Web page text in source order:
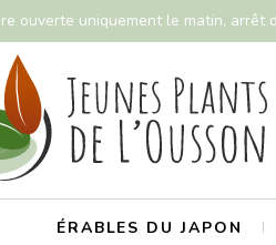
ouverte uniquement le matin, arrêt
ÉRABLES DU JAPON